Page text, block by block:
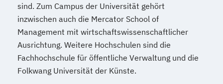
sind. Zum Campus der Universität gehört
inzwischen auch die Mercator School of
Management mit wirtschaftswissenschaftlicher
Ausrichtung. Weitere Hochschulen sind die
Fachhochschule für öffentliche Verwaltung und die
Folkwang Universität der Künste.